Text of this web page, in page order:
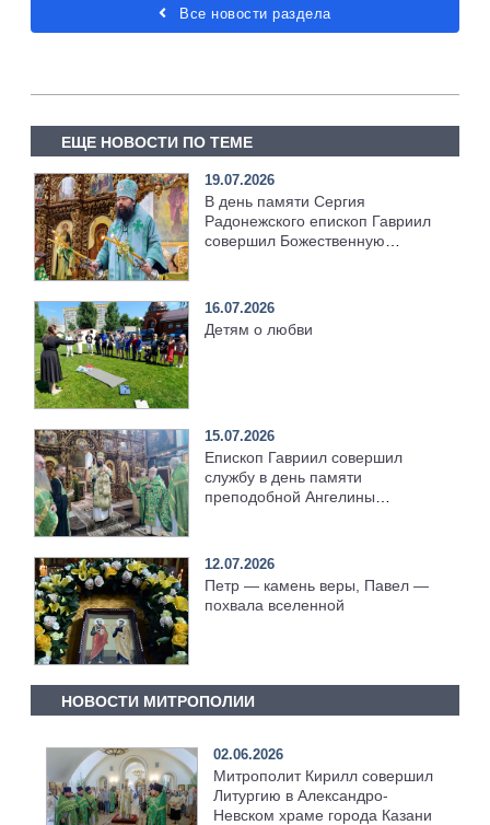
Все новости раздела
ЕЩЕ НОВОСТИ ПО ТЕМЕ
19.07.2026
В день памяти Сергия
Радонежского епископ Гавриил
совершил Божественную
16.07.2026
Детям о любви
15.07.2026
Епископ Гавриил совершил
службу в день памяти
преподобной Ангелины
12.07.2026
Петр — камень веры, Павел —
похвала вселенной
НОВОСТИ МИТРОПОЛИИ
02.06.2026
Митрополит Кирилл совершил
Литургию в Александро-
Невском храме города Казани